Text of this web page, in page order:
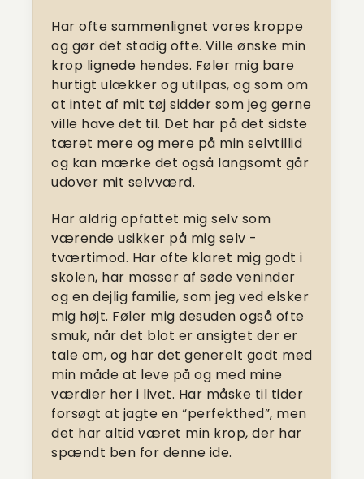
Har ofte sammenlignet vores kroppe
og gør det stadig ofte. Ville ønske min
krop lignede hendes. Føler mig bare
hurtigt ulækker og utilpas, og som om
at intet af mit tøj sidder som jeg gerne
ville have det til. Det har på det sidste
tæret mere og mere på min selvtillid
og kan mærke det også langsomt går
udover mit selvværd.
Har aldrig opfattet mig selv som
værende usikker på mig selv -
tværtimod. Har ofte klaret mig godt i
skolen, har masser af søde veninder
og en dejlig familie, som jeg ved elsker
mig højt. Føler mig desuden også ofte
smuk, når det blot er ansigtet der er
tale om, og har det generelt godt med
min måde at leve på og med mine
værdier her i livet. Har måske til tider
forsøgt at jagte en “perfekthed”, men
det har altid været min krop, der har
spændt ben for denne ide.